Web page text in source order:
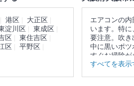
港区
大正区
淀川区
東成区
区
東住吉区
区
平野区
エアコンの
います。特
要注意。吹き
中に黒いポツ
すぐお掃除が
はフィルター
すべてを表示